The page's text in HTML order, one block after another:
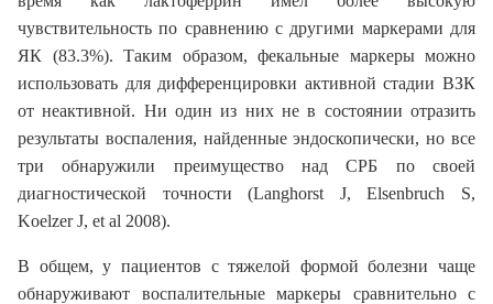
чувствительность по сравнению с другими маркерами для
ЯК (83.3%). Таким образом, фекальные маркеры можно
использовать для дифференцировки активной стадии ВЗК
от неактивной. Ни один из них не в состоянии отразить
результаты воспаления, найденные эндоскопически, но все
три обнаружили преимущество над СРБ по своей
диагностической точности (Langhorst J, Elsenbruch S,
Koelzer J, et al 2008).
В общем, у пациентов с тяжелой формой болезни чаще
обнаруживают воспалительные маркеры сравнительно с